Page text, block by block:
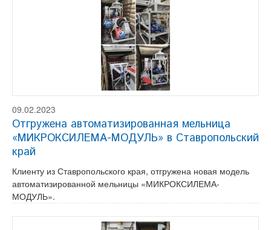
09.02.2023
Отгружена автоматизированная мельница
«МИКРОКСИЛЕМА-МОДУЛЬ» в Ставропольский
край
Клиенту из Ставропольского края, отгружена новая модель
автоматизированной мельницы «МИКРОКСИЛЕМА-
МОДУЛЬ».